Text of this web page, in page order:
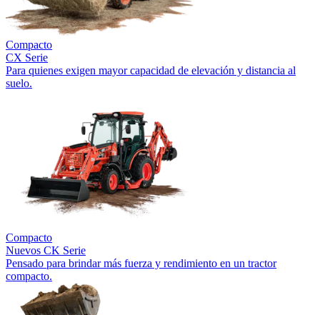
Compacto
CX Serie
Para quienes exigen mayor capacidad de elevación y distancia al
suelo.
Compacto
Nuevos CK Serie
Pensado para brindar más fuerza y rendimiento en un tractor
compacto.